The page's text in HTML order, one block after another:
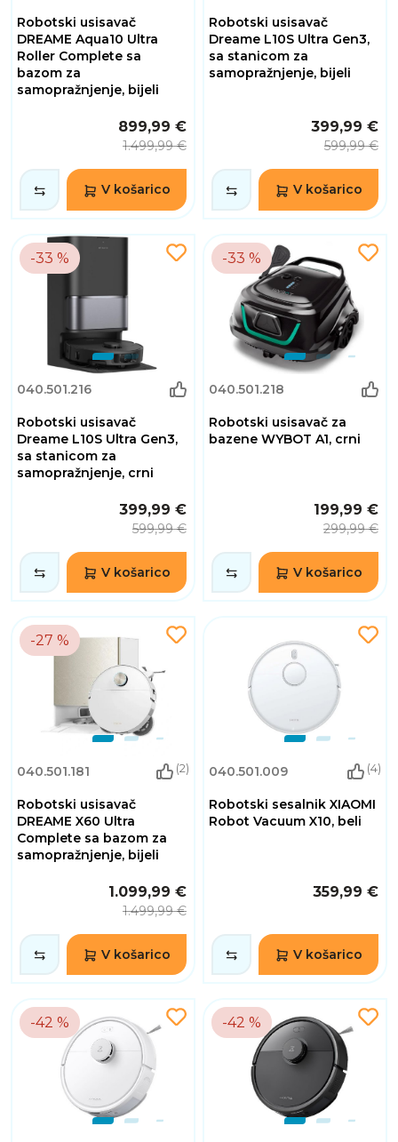
Robotski usisavač
DREAME Aqua10 Ultra
Roller Complete sa
bazom za
samopražnjenje, bijeli
899,99 €
1.499,99 €
V košarico
Robotski usisavač
Dreame L10S Ultra Gen3,
sa stanicom za
samopražnjenje, bijeli
399,99 €
599,99 €
V košarico
-33 %
040.501.216
Robotski usisavač
Dreame L10S Ultra Gen3,
sa stanicom za
samopražnjenje, crni
399,99 €
599,99 €
V košarico
-33 %
040.501.218
Robotski usisavač za
bazene WYBOT A1, crni
199,99 €
299,99 €
V košarico
-27 %
040.501.181 (2)
Robotski usisavač
DREAME X60 Ultra
Complete sa bazom za
samopražnjenje, bijeli
1.099,99 €
1.499,99 €
V košarico
040.501.009 (4)
Robotski sesalnik XIAOMI
Robot Vacuum X10, beli
359,99 €
V košarico
-42 % -42 %